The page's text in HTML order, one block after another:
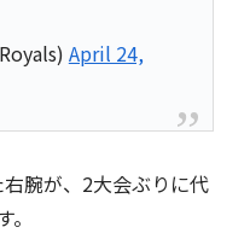
April 24,
腕が、2大会ぶりに代